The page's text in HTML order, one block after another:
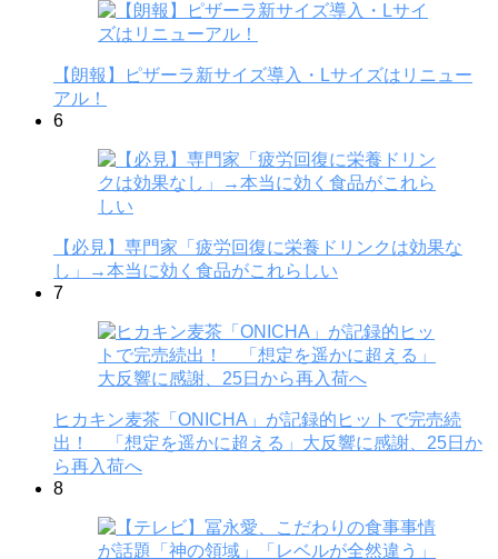
【朗報】ピザーラ新サイズ導入・Lサイズはリニュー
アル！
6
【必見】専門家「疲労回復に栄養ドリンクは効果な
し」→本当に効く食品がこれらしい
7
ヒカキン麦茶「ONICHA」が記録的ヒットで完売続
出！ 「想定を遥かに超える」大反響に感謝、25日か
ら再入荷へ
8